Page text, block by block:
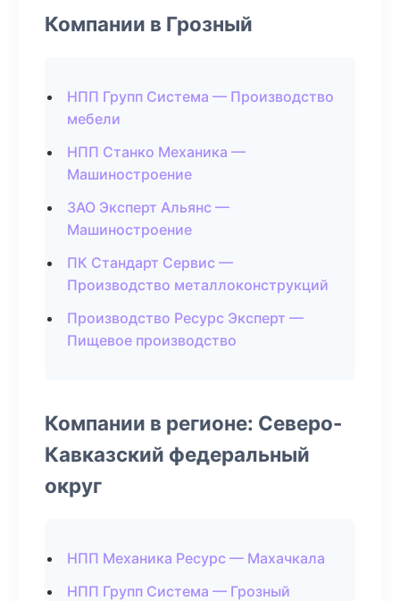
Компании в Грозный
НПП Групп Система — Производство
мебели
НПП Станко Механика —
Машиностроение
ЗАО Эксперт Альянс —
Машиностроение
ПК Стандарт Сервис —
Производство металлоконструкций
Производство Ресурс Эксперт —
Пищевое производство
Компании в регионе: Северо-
Кавказский федеральный
округ
НПП Механика Ресурс — Махачкала
НПП Групп Система — Грозный